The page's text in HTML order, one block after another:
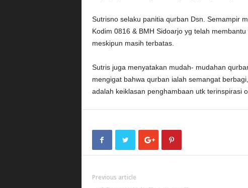
Sutrisno selaku panitia qurban Dsn. Semampir
Kodim 0816 & BMH Sidoarjo yg telah
meskipun masih terbatas.
Sutris juga menyatakan mudah- mudahan
mengigat bahwa qurban ialah semangat
adalah keiklasan penghambaan utk terinspirasi
Previous article